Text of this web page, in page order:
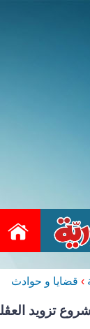
› قضايا و حوادث
تزويد